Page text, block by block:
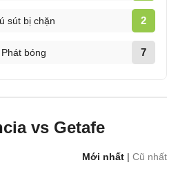
sút bị chặn 2
Phát bóng 7
vs Getafe
Mới nhất | Cũ nhất